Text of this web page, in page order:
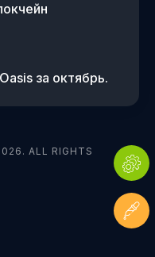
за октябрь.
ALL RIGHTS